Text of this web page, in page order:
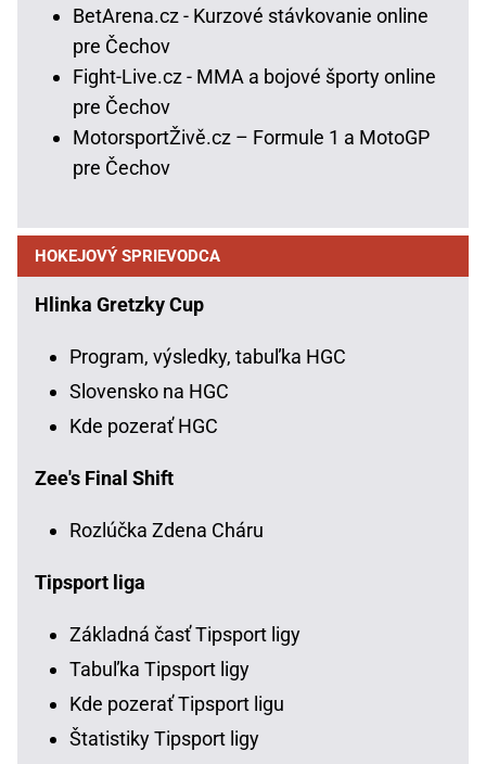
BetArena.cz - Kurzové stávkovanie online
pre Čechov
Fight-Live.cz - MMA a bojové športy online
pre Čechov
MotorsportŽivě.cz – Formule 1 a MotoGP
pre Čechov
HOKEJOVÝ SPRIEVODCA
Hlinka Gretzky Cup
Program, výsledky, tabuľka HGC
Slovensko na HGC
Kde pozerať HGC
Zee's Final Shift
Rozlúčka Zdena Cháru
Tipsport liga
Základná časť Tipsport ligy
Tabuľka Tipsport ligy
Kde pozerať Tipsport ligu
Štatistiky Tipsport ligy